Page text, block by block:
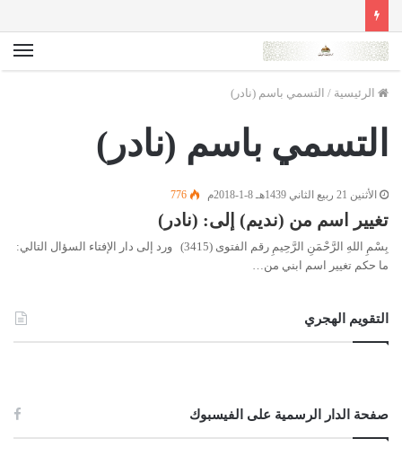
الرئيسية / التسمي باسم (نادر)
التسمي باسم (نادر)
الأثنين 21 ربيع الثاني 1439هـ 8-1-2018م 776
تغيير اسم من (نديم) إلى: (نادر)
بِسْمِ اللهِ الرَّحْمَنِ الرَّحِيمِ رقم الفتوى (3415) ورد إلى دار الإفتاء السؤال التالي:
ما حكم تغيير اسم ابني من…
التقويم الهجري
صفحة الدار الرسمية على الفيسبوك